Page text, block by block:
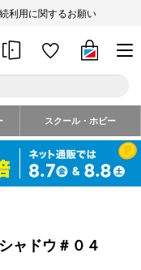
利用に関するお願い
スクール・ホビー
ャドウ＃０４